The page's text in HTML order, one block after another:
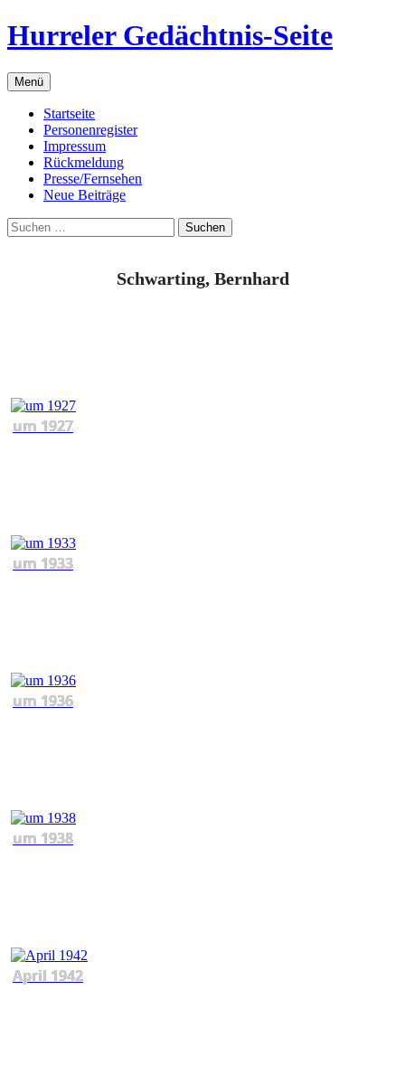
Zum
Inhalt
Hurreler Gedächtnis-Seite
Menü
Startseite
Personenregister
Impressum
Rückmeldung
Presse/Fernsehen
Neue Beiträge
Suchen
nach:
Schwarting, Bernhard
um 1927
um 1933
um 1936
um 1938
April 1942